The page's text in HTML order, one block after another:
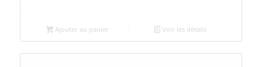
Ajouter au panier Voir les détails